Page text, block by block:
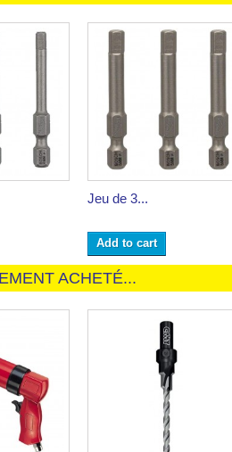
Jeu de 3...
Add to cart
ACHETÉ...